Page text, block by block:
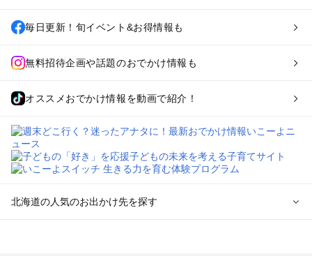
毎日更新！旬イベント&お得情報も
無料招待企画や話題のおでかけ情報も
オススメおでかけ情報を動画で紹介！
北海道の人気のお出かけ先を探す